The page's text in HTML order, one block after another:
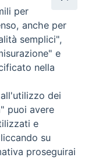
per
anche per
semplici",
e
nella
dei
puoi avere
e
su
proseguirai